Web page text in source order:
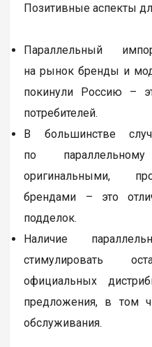
Позитивные аспекты
Параллельный
на рынок бренды и
покинули Россию –
потребителей.
В большинстве
по
оригинальными,
брендами – это
подделок.
Наличие
стимулировать
официальных
предложения, в том
обслуживания.